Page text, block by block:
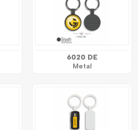
6020 DE
Metal